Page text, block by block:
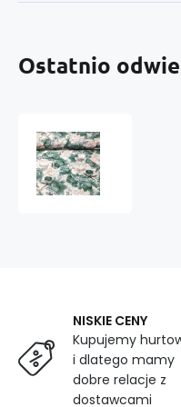
Ostatnio
NISKIE CENY
Kupujemy
i dlatego mamy
dobre relacje z
dostawcami